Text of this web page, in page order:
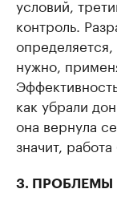
условий,
контроль.
нужно,
как убрали
она вернула
значит,
3. ПРОБЛЕМЫ